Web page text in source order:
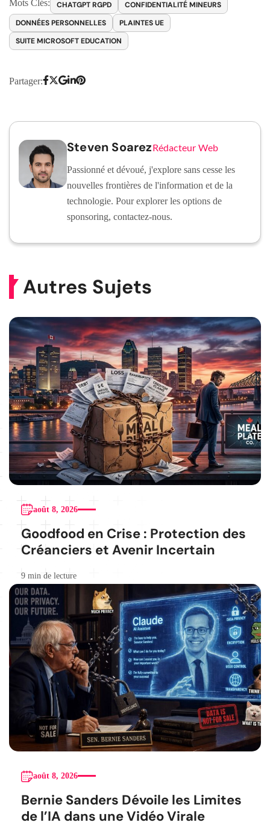
Mots Clés: CHATGPT RGPD
CONFIDENTIALITÉ MINEURS
DONNÉES PERSONNELLES
PLAINTES UE
SUITE MICROSOFT EDUCATION
Partager:
Steven SoarezRédacteur Web
Passionné et dévoué, j'explore sans cesse les
nouvelles frontières de l'information et de la
technologie. Pour explorer les options de
sponsoring, contactez-nous.
Autres Sujets
août 8, 2026
Goodfood en Crise : Protection des
Créanciers et Avenir Incertain
9 min de lecture
août 8, 2026
Bernie Sanders Dévoile les Limites
de l’IA dans une Vidéo Virale